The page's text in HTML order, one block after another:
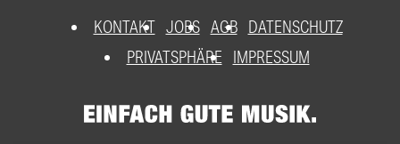
KONTAKT JOBS AGB DATENSCHUTZ
PRIVATSPHÄRE
IMPRESSUM